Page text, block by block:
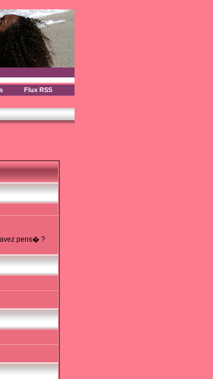
Flux RSS
pens� ?